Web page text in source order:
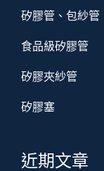
矽膠管、包紗管
食品級矽膠管
矽膠夾紗管
矽膠塞
近期文章